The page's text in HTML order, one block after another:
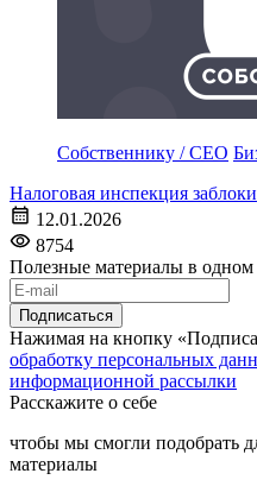
Собственнику / CEO
Налоговая инспекция
12.01.2026
8754
Полезные материалы в одном
Подписаться
Нажимая на кнопку
обработку персональных
информационной рассылки
Расскажите о себе
чтобы мы смогли подобрать
материалы